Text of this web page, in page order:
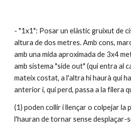
- "1x1": Posar un elàstic gruixut de
altura de dos metres. Amb cons,
amb una mida aproximada de 3x4
amb sistema "side out" (qui entra al
mateix costat, a l'altra hi haurà qui
anterior i, qui perd, passa a la filera
(1) poden collir i llençar o colpejar la
l'hauran de tornar sense desplaçar-